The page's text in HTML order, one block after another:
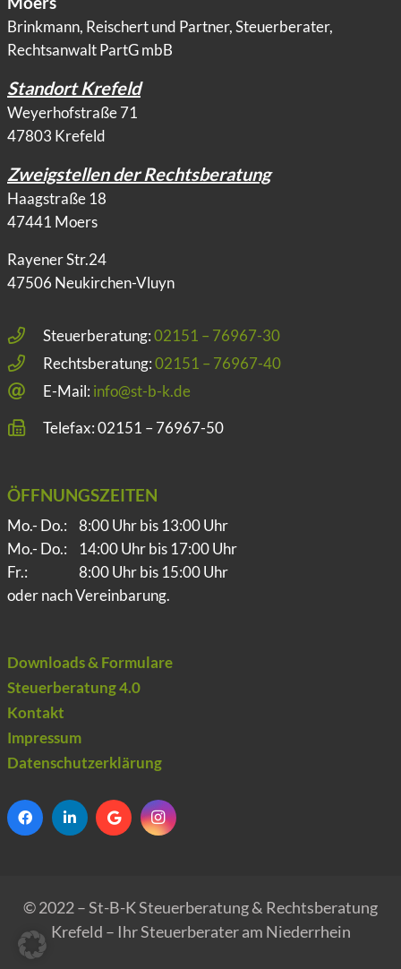
Brinkmann, Reischert und Partner, Steuerberater,
Rechtsanwalt PartG mbB
Standort Krefeld
Weyerhofstraße 71
47803 Krefeld
Zweigstellen der Rechtsberatung
Haagstraße 18
47441 Moers
Rayener Str.24
47506 Neukirchen-Vluyn
Steuerberatung:02151 – 76967-30
Rechtsberatung:02151 – 76967-40
E-Mail: info@st-b-k.de
Telefax: 02151 – 76967-50
ÖFFNUNGSZEITEN
Mo.- Do.:
8:00 Uhr bis 13:00 Uhr
Mo.- Do.:
14:00 Uhr bis 17:00 Uhr
Fr.:
8:00 Uhr bis 15:00 Uhr
oder nach Vereinbarung.
Downloads & Formulare
Steuerberatung 4.0
Kontakt
Impressum
Datenschutzerklärung
© 2022 – St-B-K Steuerberatung & Rechtsberatung
Krefeld – Ihr Steuerberater am Niederrhein